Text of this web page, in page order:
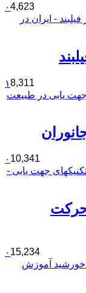
۰4,623
۱8,311
۰ 10,341
۰ 15,234